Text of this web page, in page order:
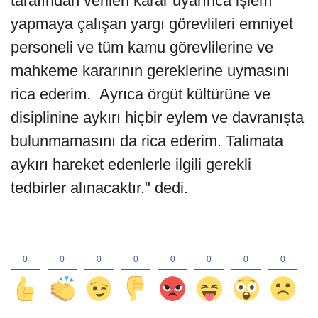
yapmaya çalışan yargı görevlileri emniyet
personeli ve tüm kamu görevlilerine ve
mahkeme kararının gereklerine uymasını
rica ederim. Ayrıca örgüt kültürüne ve
disiplinine aykırı hiçbir eylem ve davranışta
bulunmamasını da rica ederim. Talimata
aykırı hareket edenlerle ilgili gerekli
tedbirler alınacaktır." dedi.